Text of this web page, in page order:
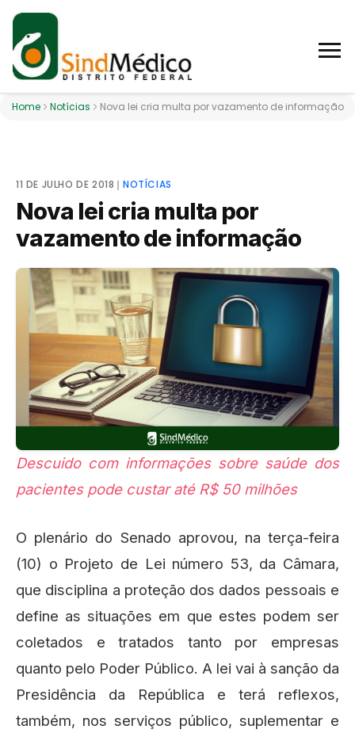
Home Notícias Nova lei cria multa por vazamento de informação
11 DE JULHO DE 2018 ❘NOTÍCIAS
Nova lei cria multa por
vazamento de informação
Descuido com informações sobre saúde dos
pacientes pode custar até R$ 50 milhões
O plenário do Senado aprovou, na terça-feira
(10) o Projeto de Lei número 53, da Câmara,
que disciplina a proteção dos dados pessoais e
define as situações em que estes podem ser
coletados e tratados tanto por empresas
quanto pelo Poder Público. A lei vai à sanção da
Presidência da República e terá reflexos,
também, nos serviços público, suplementar e